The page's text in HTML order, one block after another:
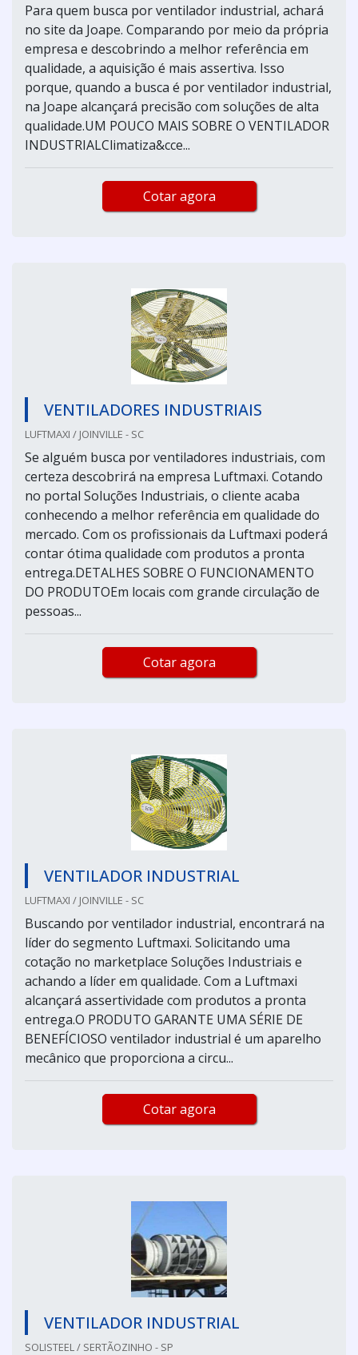
Para quem busca por ventilador industrial, achará
no site da Joape. Comparando por meio da própria
empresa e descobrindo a melhor referência em
qualidade, a aquisição é mais assertiva. Isso
porque, quando a busca é por ventilador industrial,
na Joape alcançará precisão com soluções de alta
qualidade.UM POUCO MAIS SOBRE O VENTILADOR
INDUSTRIALClimatiza&cce...
Cotar agora
VENTILADORES INDUSTRIAIS
LUFTMAXI / JOINVILLE - SC
Se alguém busca por ventiladores industriais, com
certeza descobrirá na empresa Luftmaxi. Cotando
no portal Soluções Industriais, o cliente acaba
conhecendo a melhor referência em qualidade do
mercado. Com os profissionais da Luftmaxi poderá
contar ótima qualidade com produtos a pronta
entrega.DETALHES SOBRE O FUNCIONAMENTO
DO PRODUTOEm locais com grande circulação de
pessoas...
Cotar agora
VENTILADOR INDUSTRIAL
LUFTMAXI / JOINVILLE - SC
Buscando por ventilador industrial, encontrará na
líder do segmento Luftmaxi. Solicitando uma
cotação no marketplace Soluções Industriais e
achando a líder em qualidade. Com a Luftmaxi
alcançará assertividade com produtos a pronta
entrega.O PRODUTO GARANTE UMA SÉRIE DE
BENEFÍCIOSO ventilador industrial é um aparelho
mecânico que proporciona a circu...
Cotar agora
VENTILADOR INDUSTRIAL
SOLISTEEL / SERTÃOZINHO - SP